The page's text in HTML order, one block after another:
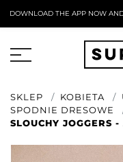
DOWNLOAD THE APP NOW
SKLEP KOBIETA
SPODNIE DRESOWE
SLOUCHY JOGGERS